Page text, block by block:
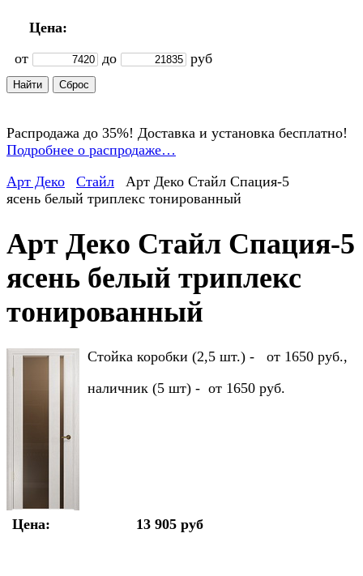
Цена:
от
до руб
Распродажа до 35%! Доставка и установка бесплатно!
Подробнее о распродаже…
Арт Деко
Стайл
Арт Деко Стайл Спация-5
ясень белый триплекс тонированный
Арт Деко Стайл Спация-5
ясень белый триплекс
тонированный
Стойка коробки (2,5 шт.) - от 1650 руб.,
наличник (5 шт) - от 1650 руб.
Цена: 13 905 руб